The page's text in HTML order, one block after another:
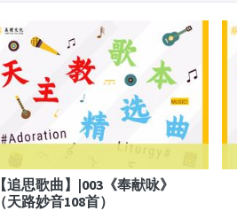
【追思歌曲】|003《奉献咏》
（天路妙音108首）